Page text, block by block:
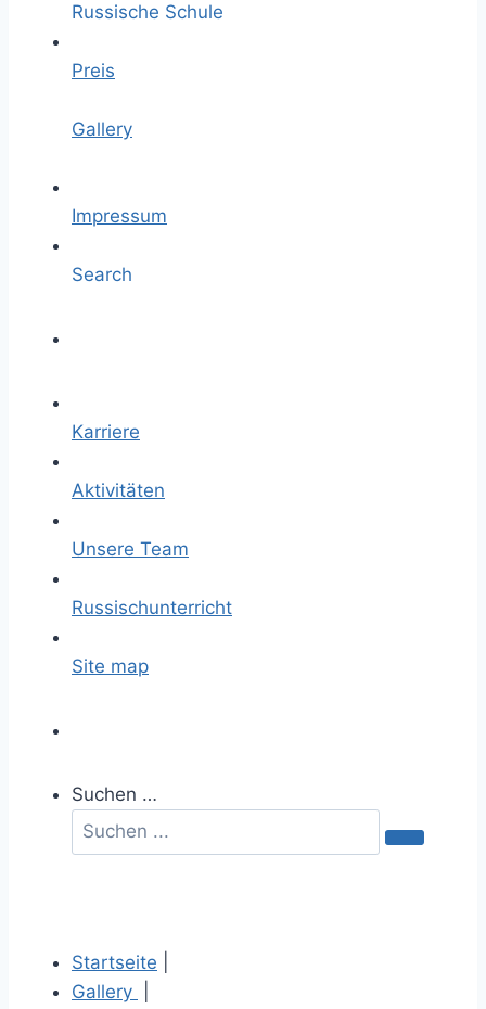
Russische Schule
Preis
Gallery
Impressum
Search
Karriere
Aktivitäten
Unsere Team
Russischunterricht
Site map
Suchen …
Startseite
Gallery